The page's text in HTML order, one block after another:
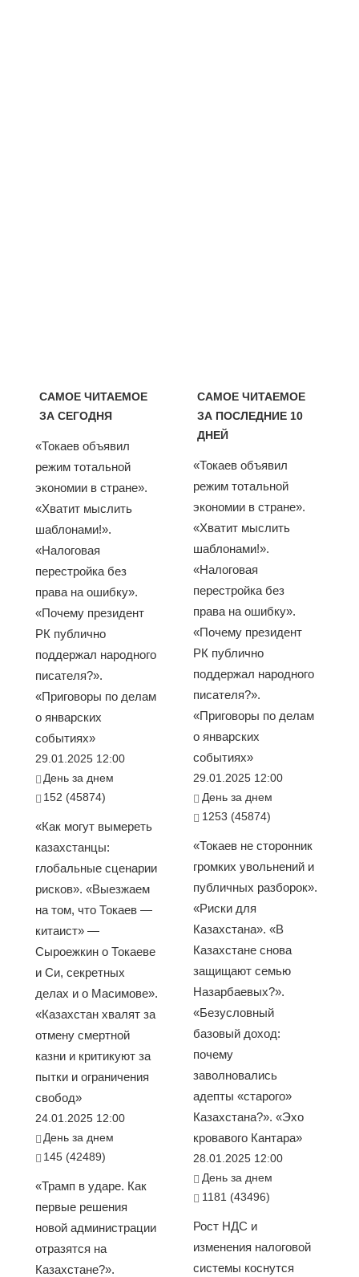
САМОЕ ЧИТАЕМОЕ
ЗА СЕГОДНЯ
«Токаев объявил
режим тотальной
экономии в стране».
«Хватит мыслить
шаблонами!».
«Налоговая
перестройка без
права на ошибку».
«Почему президент
РК публично
поддержал народного
писателя?».
«Приговоры по делам
о январских
событиях»
29.01.2025 12:00
День за днем
152 (45874)
«Как могут вымереть
казахстанцы:
глобальные сценарии
рисков». «Выезжаем
на том, что Токаев —
китаист» —
Сыроежкин о Токаеве
и Си, секретных
делах и о Масимове».
«Казахстан хвалят за
отмену смертной
казни и критикуют за
пытки и ограничения
свобод»
24.01.2025 12:00
День за днем
145 (42489)
«Трамп в ударе. Как
первые решения
новой администрации
отразятся на
Казахстане?».
САМОЕ ЧИТАЕМОЕ
ЗА ПОСЛЕДНИЕ 10
ДНЕЙ
«Токаев объявил
режим тотальной
экономии в стране».
«Хватит мыслить
шаблонами!».
«Налоговая
перестройка без
права на ошибку».
«Почему президент
РК публично
поддержал народного
писателя?».
«Приговоры по делам
о январских
событиях»
29.01.2025 12:00
День за днем
1253 (45874)
«Токаев не сторонник
громких увольнений и
публичных разборок».
«Риски для
Казахстана». «В
Казахстане снова
защищают семью
Назарбаевых?».
«Безусловный
базовый доход:
почему
заволновались
адепты «старого»
Казахстана?». «Эхо
кровавого Кантара»
28.01.2025 12:00
День за днем
1181 (43496)
Рост НДС и
изменения налоговой
системы коснутся